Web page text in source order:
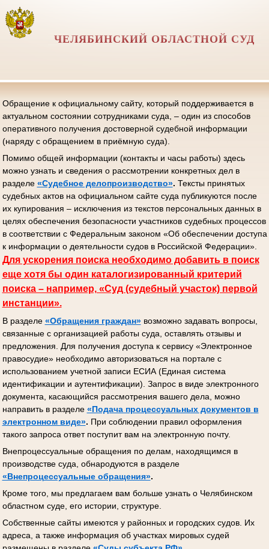
ЧЕЛЯБИНСКИЙ ОБЛАСТНОЙ СУД
Обращение к официальному сайту, который поддерживается в
актуальном состоянии сотрудниками суда, – один из способов
оперативного получения достоверной судебной информации
(наряду с обращением в приёмную суда).
Помимо общей информации (контакты и часы работы) здесь
можно узнать и сведения о рассмотрении конкретных дел в
разделе «Судебное делопроизводство». Тексты принятых
судебных актов на официальном сайте суда публикуются после
их купирования – исключения из текстов персональных данных в
целях обеспечения безопасности участников судебных процессов
в соответствии с Федеральным законом «Об обеспечении доступа
к информации о деятельности судов в Российской Федерации».
Для ускорения поиска необходимо добавить в поиск
еще хотя бы один каталогизированный критерий
поиска – например, «Суд (судебный участок) первой
инстанции».
В разделе «Обращения граждан»возможно задавать вопросы,
связанные с организацией работы суда, оставлять отзывы и
предложения. Для получения доступа к сервису «Электронное
правосудие» необходимо авторизоваться на портале с
использованием учетной записи ЕСИА (Единая система
идентификации и аутентификации). Запрос в виде электронного
документа, касающийся рассмотрения вашего дела, можно
направить в разделе «Подача процессуальных документов в
электронном виде». При соблюдении правил оформления
такого запроса ответ поступит вам на электронную почту.
Внепроцессуальные обращения по делам, находящимся в
производстве суда, обнародуются в разделе
«Внепроцессуальные обращения».
Кроме того, мы предлагаем вам больше узнать о Челябинском
областном суде, его истории, структуре.
Собственные сайты имеются у районных и городских судов. Их
адреса, а также информация об участках мировых судей